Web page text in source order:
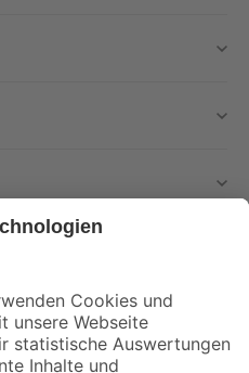
Aktionen mehr verpassen!